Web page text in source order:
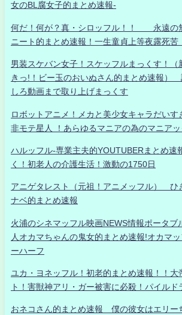
女のBL腐女子的まとめ速報-
何だ！何が？真・シロッフル！！ 永遠の
ニート的まとめ速報！一生童貞上等夜露死苦
男装スケバン女子！スケッフルまっくす！（
きっ!！ビー玉のおいぬさん的まとめ速報）
しろ動画まで取り上げまっくす
ロボットアニメ！メカと美少女キャラだいす
非モテ星人 ！あらゆるマニアの為のマニアッ
ハルッフル-専業主夫的YOUTUBERまとめ速
く！初老人の介護生活！激動の1750日
アニゲタレスト（元祖！アニメッフル） ひ
ナベ的まとめ速報
火浦のシネマッフル映画NEWS情報ポータブ
人オカマちゃんの鬼女的まとめ速報!オカマ
ーハーフ
ユカ・ヨネッフル！初老的まとめ速報！！大
ト！害獣神アリ・ガー被害に必殺！パイルド
おネコさん的まとめ速報 僕の彼女はエリー